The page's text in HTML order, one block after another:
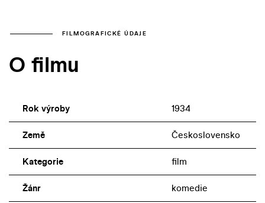
FILMOGRAFICKÉ ÚDAJE
O filmu
Rok výroby 1934
Země Československo
Kategorie film
Žánr komedie